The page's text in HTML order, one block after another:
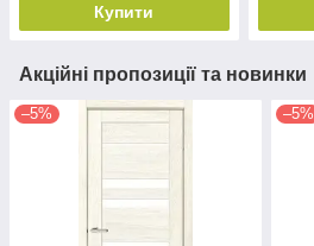
Купити
Акційні пропозиції та новинки
–5% –5%